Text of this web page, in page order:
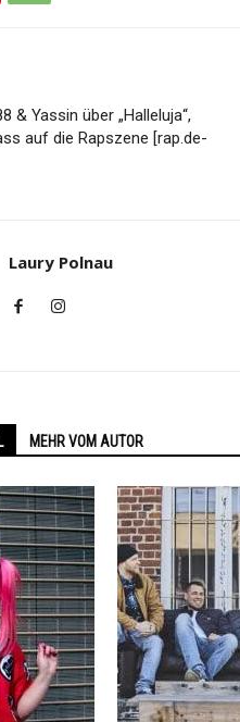
& Yassin über „Halleluja“,
auf die Rapszene [rap.de-
Laury Polnau
MEHR VOM AUTOR